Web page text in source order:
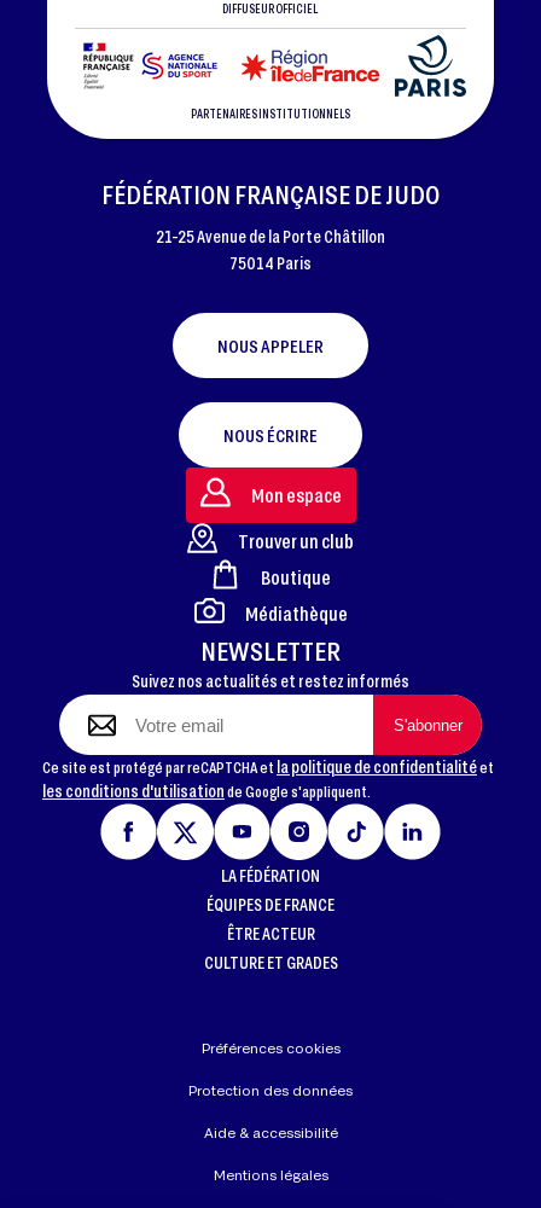
DIFFUSEUR OFFICIEL
PARTENAIRES INSTITUTIONNELS
FOOTER
FÉDÉRATION FRANÇAISE DE JUDO
21-25 Avenue de la Porte Châtillon
75014 Paris
NOUS APPELER
NOUS ÉCRIRE
NEWSLETTER
Suivez nos actualités et restez informés
Ce site est protégé par reCAPTCHA et la politique de confidentialitéet
les conditions d'utilisationde Google s'appliquent.
Mon espace
Trouver un club
Boutique
Médiathèque
LA FÉDÉRATION
ÉQUIPES DE FRANCE
ÊTRE ACTEUR
CULTURE ET GRADES
Préférences cookies
Protection des données
Aide & accessibilité
Mentions légales